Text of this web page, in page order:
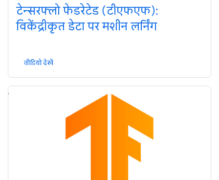
टेन्सरफ्लो फेडरेटेड (टीएफएफ):
विकेंद्रीकृत डेटा पर मशीन लर्निंग
वीडियो देखें